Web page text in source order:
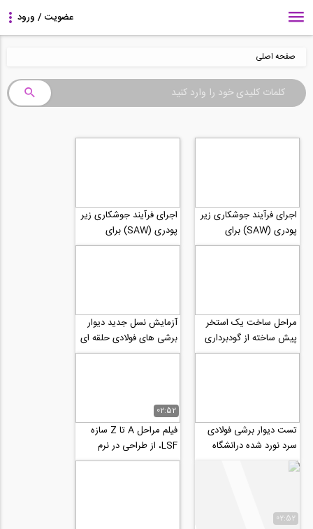
صفحه اصلی
اجرای فرآیند جوشکاری زیر
پودری (SAW) برای
جوشکاری تیر ورق در
اجرای فرآیند جوشکاری زیر
پودری (SAW) برای
جوشکاری تیر ورق در
مراحل ساخت یک استخر
پیش ساخته از گودبرداری
تا آب اندازی
آزمایش نسل جدید دیوار
برشی های فولادی حلقه ای
شکل با کارایی بالاتر نسبت
تست دیوار برشی فولادی
سرد نورد شده درانشگاه
برکلی امریکا
02:52
فیلم مراحل A تا Z سازه
LSF، از طراحی در نرم
افزار، سایز بندی، فرمان به
02:52